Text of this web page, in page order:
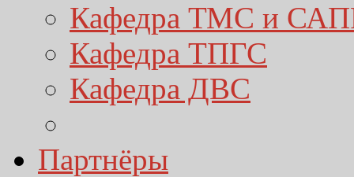
Кафедра ТМС и
Кафедра ТПГС
Кафедра ДВС
Партнёры